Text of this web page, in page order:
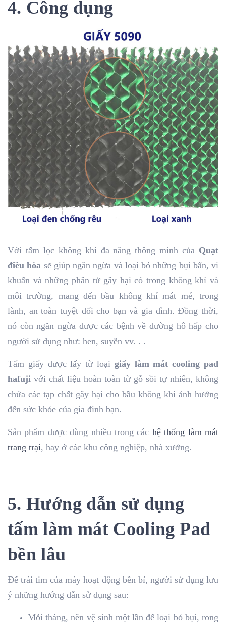
4. Công dụng
Với tấm lọc không khí đa năng thông minh của Quạt
điều hòa sẽ giúp ngăn ngừa và loại bỏ những bụi bẩn, vi
khuẩn và những phân tử gây hại có trong không khí và
môi trường, mang đến bầu không khí mát mé, trong
lành, an toàn tuyệt đối cho bạn và gia đình. Đồng thời,
nó còn ngăn ngừa được các bệnh về đường hô hấp cho
người sử dụng như: hen, suyễn vv. . .
Tấm giấy được lấy từ loại giấy làm mát cooling pad
hafuji với chất liệu hoàn toàn từ gỗ sồi tự nhiên, không
chứa các tạp chất gây hại cho bầu không khí ảnh hưởng
đến sức khỏe của gia đình bạn.
Sản phẩm được dùng nhiều trong các hệ thống làm mát
trang trại, hay ở các khu công nghiệp, nhà xưởng.
5. Hướng dẫn sử dụng
tấm làm mát Cooling Pad
bền lâu
Để trái tim của máy hoạt động bền bỉ, người sử dụng lưu
ý những hướng dẫn sử dụng sau:
Mỗi tháng, nên vệ sinh một lần để loại bỏ bụi, rong